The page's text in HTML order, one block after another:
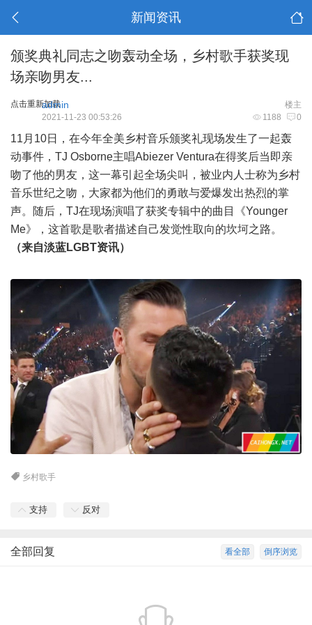
新闻资讯
颁奖典礼同志之吻轰动全场，乡村歌手获奖现
场亲吻男友...
点击重新加载 楼主
admin
1188 0
2021-11-23 00:53:26
11月10日，在今年全美乡村音乐颁奖礼现场发生了一起轰
动事件，TJ Osborne主唱Abiezer Ventura在得奖后当即亲
吻了他的男友，这一幕引起全场尖叫，被业内人士称为乡村
音乐世纪之吻，大家都为他们的勇敢与爱爆发出热烈的掌
声。随后，TJ在现场演唱了获奖专辑中的曲目《Younger
Me》，这首歌是歌者描述自己发觉性取向的坎坷之路。
（来自淡蓝LGBT资讯）
乡村歌手
支持 反对
倒序浏览
看全部
全部回复